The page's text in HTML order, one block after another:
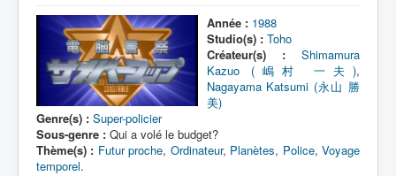
Accueil
Toku-Actrices
Toku-Critiques
Séries
Films
COSAA
Année : 1988
Studio(s) : Toho
Créateur(s) : Shimamura
Kazuo (嶋村 一夫),
Nagayama Katsumi (永山 勝
美)
Genre(s) : Super-policier
Sous-genre : Qui a volé le budget?
Thème(s) : Futur proche, Ordinateur, Planètes, Police,Voyage
temporel.